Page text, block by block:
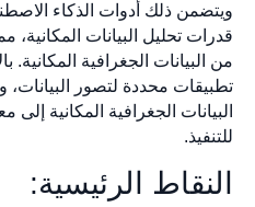
ويتضمن ذلك أدوات الذكاء
قدرات تحليل البيانات
تطبيقات محددة لتصور البيانات،
البيانات الجغرافية المكانية إلى
للتنفيذ.
النقاط الرئيسية: